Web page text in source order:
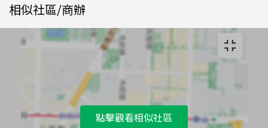
相似社區/商辦
點擊觀看相似社區